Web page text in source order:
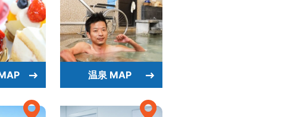
温泉 MAP